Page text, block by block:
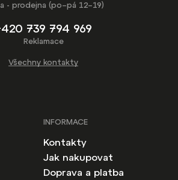
- prodejna (po–pá 12–19)
739 794 969
Reklamace
Všechny kontakty
INFORMACE
Kontakty
Jak nakupovat
Doprava a platba